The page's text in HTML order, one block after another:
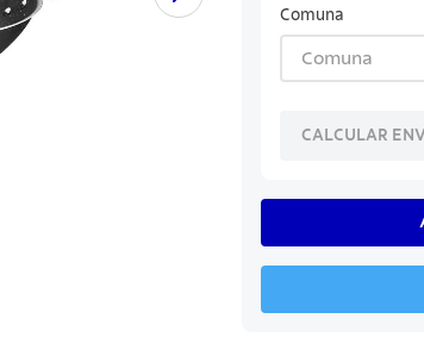
Comuna
Comuna
CALCULAR